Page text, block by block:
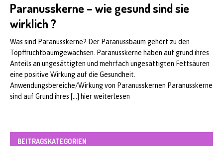
Paranusskerne – wie gesund sind sie
wirklich ?
Was sind Paranusskerne? Der Paranussbaum gehört zu den
Topffruchtbaumgewächsen. Paranusskerne haben auf grund ihres
Anteils an ungesättigten und mehrfach ungesättigten Fettsäuren
eine positive Wirkung auf die Gesundheit.
Anwendungsbereiche/Wirkung von Paranusskernen Paranusskerne
sind auf Grund ihres […] hier weiterlesen
BEITRAGSKATEGORIEN